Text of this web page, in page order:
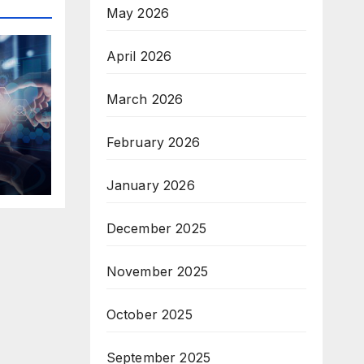
May 2026
April 2026
March 2026
February 2026
January 2026
December 2025
November 2025
October 2025
September 2025